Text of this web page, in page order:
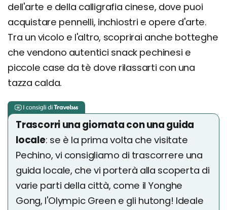
dell'arte e della calligrafia cinese, dove puoi
acquistare pennelli, inchiostri e opere d'arte.
Tra un vicolo e l'altro, scoprirai anche botteghe
che vendono autentici snack pechinesi e
piccole case da tè dove rilassarti con una
tazza calda.
Trascorri una giornata con una guida
locale: se è la prima volta che visitate
Pechino, vi consigliamo di trascorrere una
guida locale, che vi porterà alla scoperta di
varie parti della città, come il Yonghe
Gong, l'Olympic Green e gli hutong! Ideale